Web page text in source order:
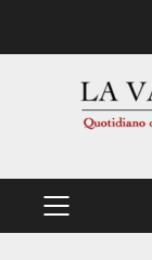
PRIMÄRES